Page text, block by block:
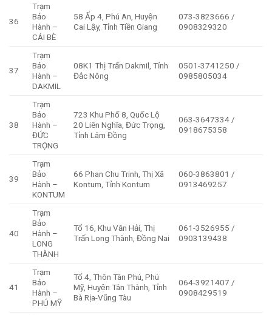
36
Trạm
Bảo
Hành –
CÁI BÈ
58 Ấp 4, Phú An, Huyện
Cai Lậy, Tỉnh Tiền Giang
073-3823666 /
0908329320
37
Trạm
Bảo
Hành –
DAKMIL
08K1 Thị Trấn Dakmil, Tỉnh
Đắc Nông
0501-3741250 /
0985805034
38
Trạm
Bảo
Hành –
ĐỨC
TRỌNG
723 Khu Phố 8, Quốc Lộ
20 Liên Nghĩa, Đức Trọng,
Tỉnh Lâm Đồng
063-3647334 /
0918675358
39
Trạm
Bảo
Hành –
KONTUM
66 Phan Chu Trinh, Thị Xã
Kontum, Tỉnh Kontum
060-3863801 /
0913469257
40
Trạm
Bảo
Hành –
LONG
THÀNH
Tổ 16, Khu Văn Hải, Thị
Trấn Long Thành, Đồng Nai
061-3526955 /
0903139438
41
Trạm
Bảo
Hành –
PHÚ MỸ
Tổ 4, Thôn Tân Phú, Phú
Mỹ, Huyện Tân Thành, Tỉnh
Bà Rịa-Vũng Tàu
064-3921407 /
0908429519